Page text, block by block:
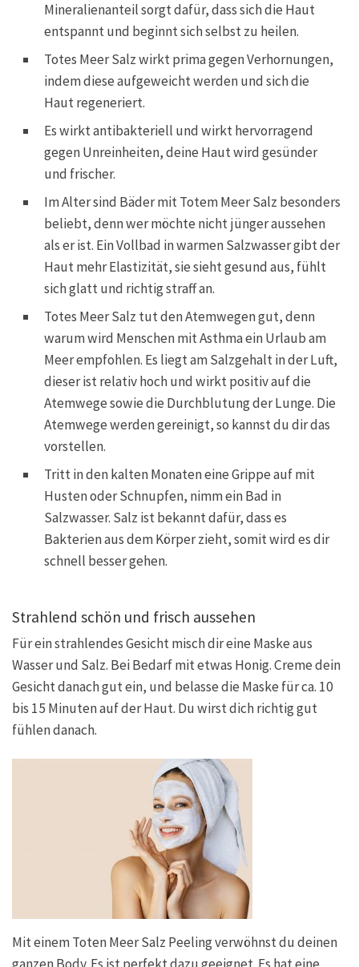
Mineralienanteil sorgt dafür, dass sich die Haut
entspannt und beginnt sich selbst zu heilen.
Totes Meer Salz wirkt prima gegen Verhornungen,
indem diese aufgeweicht werden und sich die
Haut regeneriert.
Es wirkt antibakteriell und wirkt hervorragend
gegen Unreinheiten, deine Haut wird gesünder
und frischer.
Im Alter sind Bäder mit Totem Meer Salz besonders
beliebt, denn wer möchte nicht jünger aussehen
als er ist. Ein Vollbad in warmen Salzwasser gibt der
Haut mehr Elastizität, sie sieht gesund aus, fühlt
sich glatt und richtig straff an.
Totes Meer Salz tut den Atemwegen gut, denn
warum wird Menschen mit Asthma ein Urlaub am
Meer empfohlen. Es liegt am Salzgehalt in der Luft,
dieser ist relativ hoch und wirkt positiv auf die
Atemwege sowie die Durchblutung der Lunge. Die
Atemwege werden gereinigt, so kannst du dir das
vorstellen.
Tritt in den kalten Monaten eine Grippe auf mit
Husten oder Schnupfen, nimm ein Bad in
Salzwasser. Salz ist bekannt dafür, dass es
Bakterien aus dem Körper zieht, somit wird es dir
schnell besser gehen.
Strahlend schön und frisch aussehen
Für ein strahlendes Gesicht misch dir eine Maske aus
Wasser und Salz. Bei Bedarf mit etwas Honig. Creme dein
Gesicht danach gut ein, und belasse die Maske für ca. 10
bis 15 Minuten auf der Haut. Du wirst dich richtig gut
fühlen danach.
Mit einem Toten Meer Salz Peeling verwöhnst du deinen